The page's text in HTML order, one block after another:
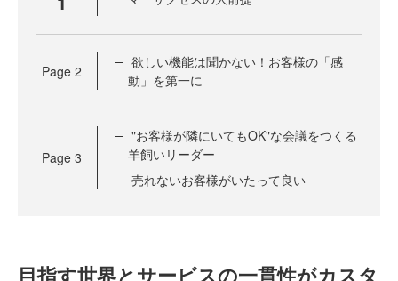
Page 2
欲しい機能は聞かない！お客様の「感
動」を第一に
Page 3
"お客様が隣にいてもOK"な会議をつくる
羊飼いリーダー
売れないお客様がいたって良い
目指す世界とサービスの一貫性がカスタ